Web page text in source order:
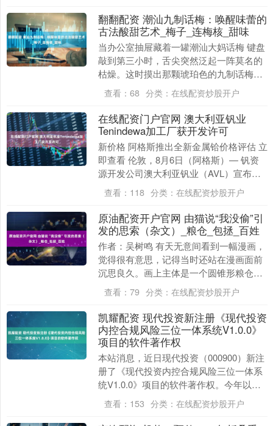
翻翻配资 潮汕九制话梅：唤醒味蕾的
古法酸甜艺术_梅子_连梅核_甜味
当办公室抽屉藏着一罐潮汕大妈话梅 键盘
敲到第三小时，舌尖突然泛起一阵莫名的
枯燥。这时摸出那颗琥珀色的九制话梅，
牙齿轻咬的瞬间——先是盐霜的咸鲜打头
阵，接着果肉渗....
查看： 68 分类： 在线配资炒股开户
在线配资门户官网 澳大利亚钒业
Tenindewa加工厂获开发许可
新价格 阿格斯推出全新金属铪价格评估 立
即查看 伦敦，8月6日（阿格斯）— 钒资
源开发公司澳大利亚钒业（AVL）宣布，
其位于西澳大利亚的Tenindewa钒加工....
查看： 118 分类： 在线配资炒股开户
原油配资开户官网 由猫说“我没偷”引
发的思索（杂文）_粮仓_包拯_百姓
作者：吴树鸣 有天无意间看到一幅漫画，
觉得很有意思，记得当时还站在漫画面前
沉思良久。画上主体是一个圆锥形粮仓，
粮仓下面是一个小洞，一行老鼠掂着一袋
袋粮食鱼贯而出....
查看： 79 分类： 在线配资炒股开户
凯耀配资 现代投资新注册《现代投资
内控合规风险三位一体系统V1.0.0》
项目的软件著作权
本站消息，近日现代投资（000900）新注
册了《现代投资内控合规风险三位一体系
统V1.0.0》项目的软件著作权。今年以来
现代投资新注册软件著作权1个。结合公司
2....
查看： 153 分类： 在线配资炒股开户